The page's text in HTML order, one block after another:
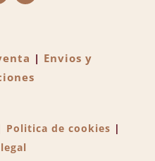
| Envios y
Politica de cookies |